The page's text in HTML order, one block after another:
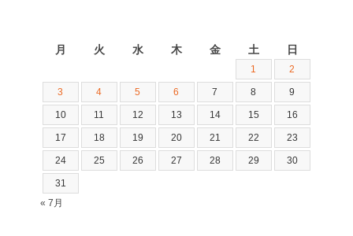
月 火 水 木 金 土 日
1 2
3 4 5 6 7 8 9
10 11 12 13 14 15 16
17 18 19 20 21 22 23
24 25 26 27 28 29 30
31
« 7月